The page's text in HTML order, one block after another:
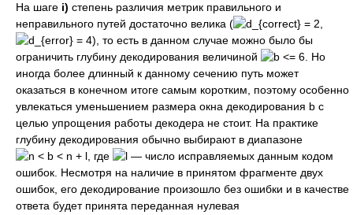
На шаге i) степень различия метрик правильного и
неправильного путей достаточно велика (
), то есть в данном случае можно было бы
ограничить глубину декодирования величиной
. Но
иногда более длинный к данному сечению путь может
оказаться в конечном итоге самым коротким, поэтому особенно
увлекаться уменьшением размера окна декодирования b с
целью упрощения работы декодера не стоит. На практике
глубину декодирования обычно выбирают в диапазоне
, где
— число исправляемых данным кодом
ошибок. Несмотря на наличие в принятом фрагменте двух
ошибок, его декодирование произошло без ошибки и в качестве
ответа будет принята переданная нулевая